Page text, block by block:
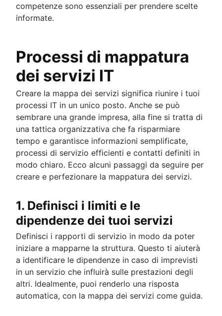
competenze sono essenziali per prendere scelte
informate.
Processi di mappatura
dei servizi IT
Creare la mappa dei servizi significa riunire i tuoi
processi IT in un unico posto. Anche se può
sembrare una grande impresa, alla fine si tratta di
una tattica organizzativa che fa risparmiare
tempo e garantisce informazioni semplificate,
processi di servizio efficienti e contatti definiti in
modo chiaro. Ecco alcuni passaggi da seguire per
creare e perfezionare la mappatura dei servizi.
1. Definisci i limiti e le
dipendenze dei tuoi servizi
Definisci i rapporti di servizio in modo da poter
iniziare a mapparne la struttura. Questo ti aiuterà
a identificare le dipendenze in caso di imprevisti
in un servizio che influirà sulle prestazioni degli
altri. Idealmente, puoi renderlo una risposta
automatica, con la mappa dei servizi come guida.